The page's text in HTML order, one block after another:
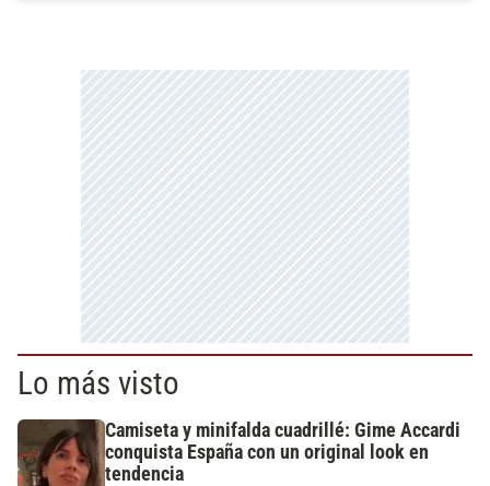
Lo más visto
Camiseta y minifalda cuadrillé: Gime Accardi
conquista España con un original look en
tendencia